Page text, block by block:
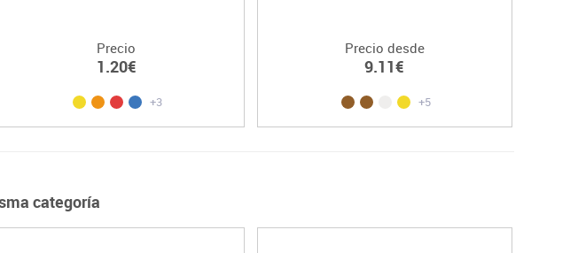
Precio
1.20€
+3
Precio desde
9.11€
+5
categoría